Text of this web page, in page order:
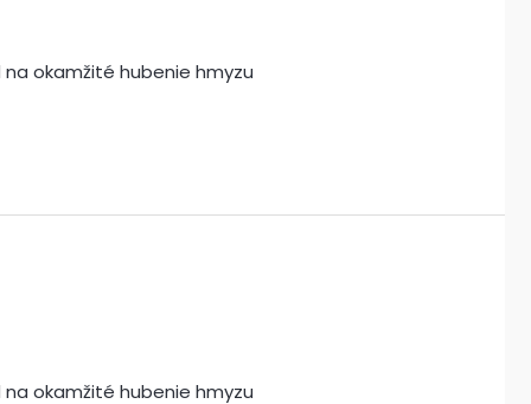
okamžité hubenie hmyzu
okamžité hubenie hmyzu